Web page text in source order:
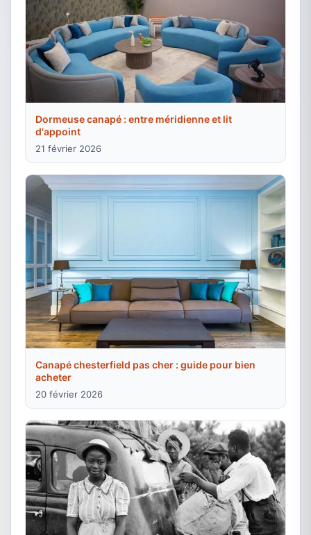
Dormeuse canapé : entre méridienne et lit
d'appoint
21 février 2026
Canapé chesterfield pas cher : guide pour bien
acheter
20 février 2026